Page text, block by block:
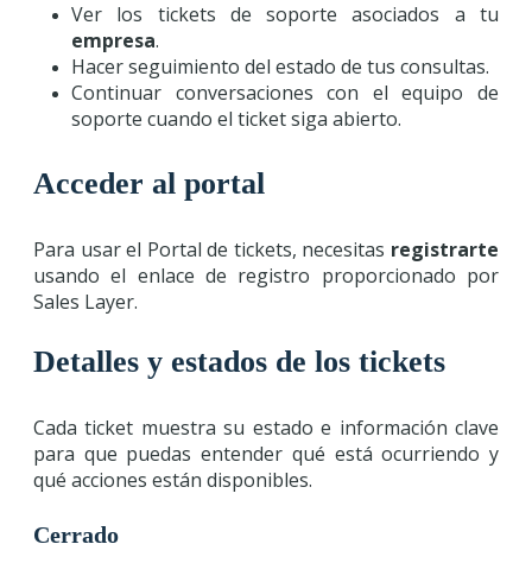
Ver los tickets de soporte asociados a tu
empresa.
Hacer seguimiento del estado de tus consultas.
Continuar conversaciones con el equipo de
soporte cuando el ticket siga abierto.
Acceder al portal
Para usar el Portal de tickets, necesitas registrarte
usando el enlace de registro proporcionado por
Sales Layer.
Detalles y estados de los tickets
Cada ticket muestra su estado e información clave
para que puedas entender qué está ocurriendo y
qué acciones están disponibles.
Cerrado